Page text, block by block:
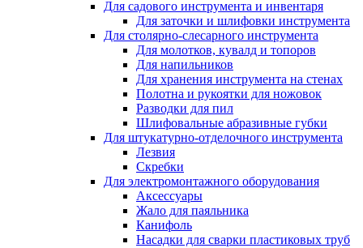
Для садового инструмента и инвентаря
Для заточки и шлифовки инструмента
Для столярно-слесарного инструмента
Для молотков, кувалд и топоров
Для напильников
Для хранения инструмента на стенах
Полотна и рукоятки для ножовок
Разводки для пил
Шлифовальные абразивные губки
Для штукатурно-отделочного инструмента
Лезвия
Скребки
Для электромонтажного оборудования
Аксессуары
Жало для паяльника
Канифоль
Насадки для сварки пластиковых труб